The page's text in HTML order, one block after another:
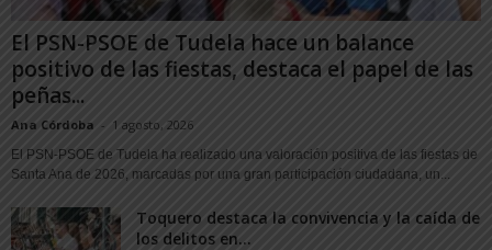
El PSN-PSOE de Tudela hace un balance
positivo de las fiestas, destaca el papel de las
peñas...
Ana Córdoba - 1 agosto, 2026
El PSN-PSOE de Tudela ha realizado una valoración positiva de las fiestas de
Santa Ana de 2026, marcadas por una gran participación ciudadana, un...
Toquero destaca la convivencia y la caída de
los delitos en...